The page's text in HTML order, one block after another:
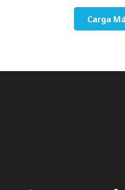
Carga